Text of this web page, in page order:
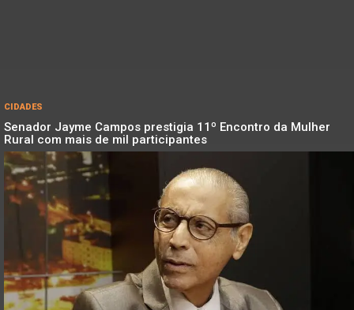
CIDADES
Senador Jayme Campos prestigia 11º Encontro da Mulher
Rural com mais de mil participantes